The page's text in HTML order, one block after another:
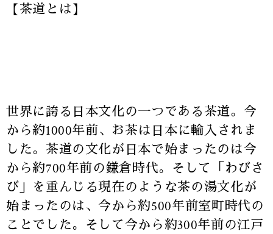
【茶道とは】
世界に誇る日本文化の一つである茶道。今
から約1000年前、お茶は日本に輸入されま
した。茶道の文化が日本で始まったのは今
から約700年前の鎌倉時代。そして「わびさ
び」を重んじる現在のような茶の湯文化が
始まったのは、今から約500年前室町時代の
ことでした。そして今から約300年前の江戸